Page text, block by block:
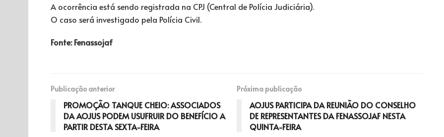
A ocorrência está sendo registrada na CPJ (Central de Polícia Judiciária).
O caso será investigado pela Polícia Civil.
Fonte: Fenassojaf
Publicação anterior
PROMOÇÃO TANQUE CHEIO: ASSOCIADOS
DA AOJUS PODEM USUFRUIR DO BENEFÍCIO A
PARTIR DESTA SEXTA-FEIRA
Próxima publicação
AOJUS PARTICIPA DA REUNIÃO DO CONSELHO
DE REPRESENTANTES DA FENASSOJAF NESTA
QUINTA-FEIRA